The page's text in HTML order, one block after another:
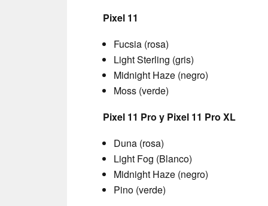
Pixel 11
Fucsia (rosa)
Light Sterling (gris)
Midnight Haze (negro)
Moss (verde)
Pixel 11 Pro y Pixel 11 Pro XL
Duna (rosa)
Light Fog (Blanco)
Midnight Haze (negro)
Pino (verde)